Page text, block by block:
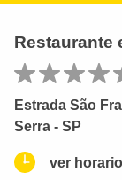
Restaurante
Estrada São
Serra - SP
ver